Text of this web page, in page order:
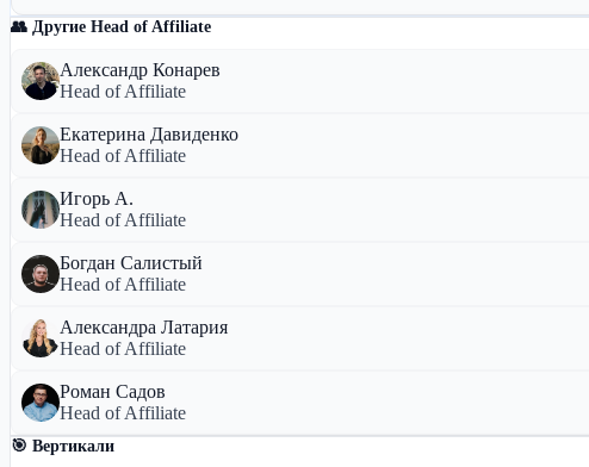
👥 Другие Head of Affiliate
Александр Конарев
Head of Affiliate
Екатерина Давиденко
Head of Affiliate
Игорь А.
Head of Affiliate
Богдан Салистый
Head of Affiliate
Александра Латария
Head of Affiliate
Роман Садов
Head of Affiliate
🎯 Вертикали